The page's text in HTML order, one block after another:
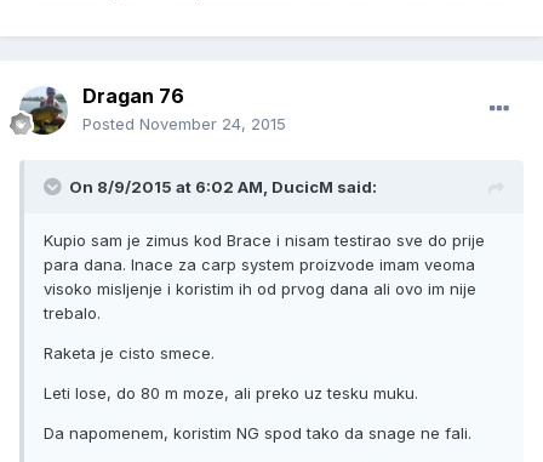
Dragan 76
Posted November 24, 2015
On 8/9/2015 at 6:02 AM, DucicM said:
Kupio sam je zimus kod Brace i nisam testirao sve do prije
para dana. Inace za carp system proizvode imam veoma
visoko misljenje i koristim ih od prvog dana ali ovo im nije
trebalo.
Raketa je cisto smece.
Leti lose, do 80 m moze, ali preko uz tesku muku.
Da napomenem, koristim NG spod tako da snage ne fali.